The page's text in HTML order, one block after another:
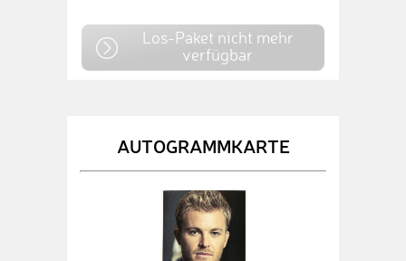
Los-Paket nicht mehr
verfügbar
AUTOGRAMMKARTE